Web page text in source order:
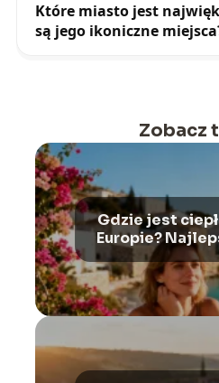
Które miasto jest
są jego ikoniczne
Zobacz
Gdzie jest
Europie?